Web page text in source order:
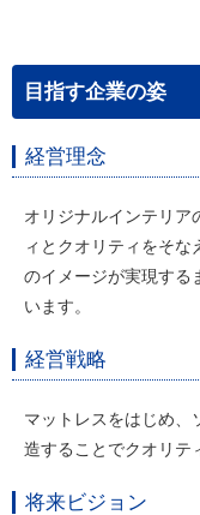
目指す企業の姿
経営理念
オリジナルインテリア
ィとクオリティをそ
のイメージが実現する
います。
経営戦略
マットレスをはじめ、
造することでクオリテ
将来ビジョン